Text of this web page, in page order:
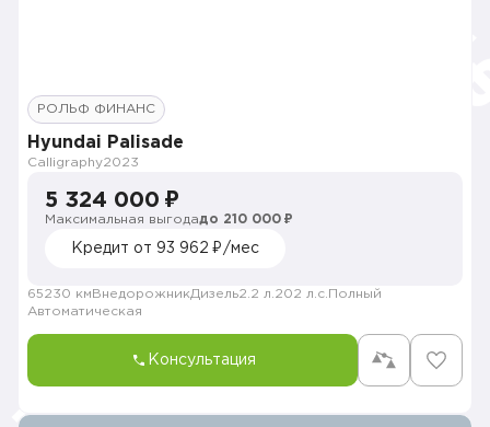
РОЛЬФ ФИНАНС
Hyundai Palisade
Calligraphy2023
5 324 000 ₽
Максимальная выгодадо 210 000 ₽
Кредит от 93 962 ₽/мес
65230 км ВнедорожникДизель2.2 л. 202 л.с. Полный
Автоматическая
Консультация